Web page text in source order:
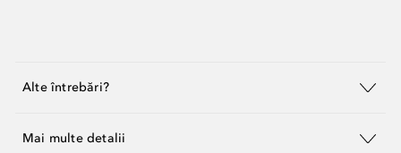
Alte întrebări?
Mai multe detalii